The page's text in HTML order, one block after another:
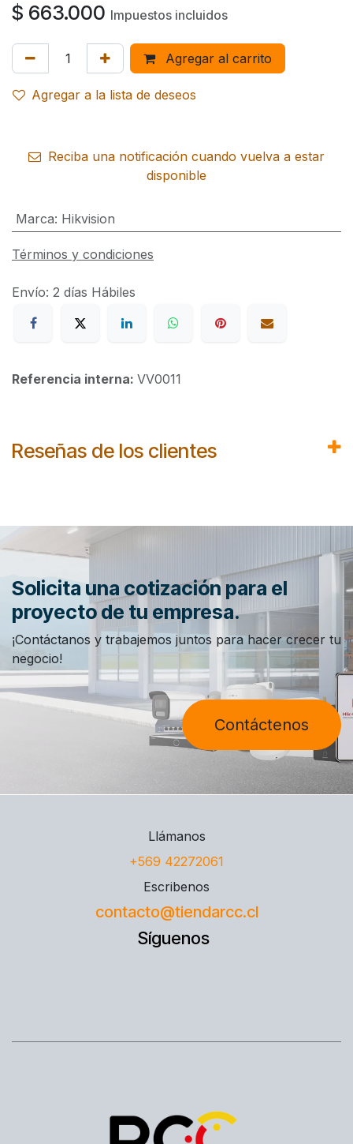
$ 663.000 Impuestos incluidos
Agregar al carrito
Agregar a la lista de deseos
Reciba una notificación cuando vuelva a estar
disponible
Marca: Hikvision
Términos y condiciones
Envío: 2 días Hábiles
Referencia interna: VV0011
Reseñas de los clientes
Solicita una cotización para el
proyecto de tu empresa.
¡Contáctanos y trabajemos juntos para hacer crecer tu
negocio!
Contáctenos
Llámanos
+569 42272061
Escribenos
contacto@tiendarcc.cl
Síguenos